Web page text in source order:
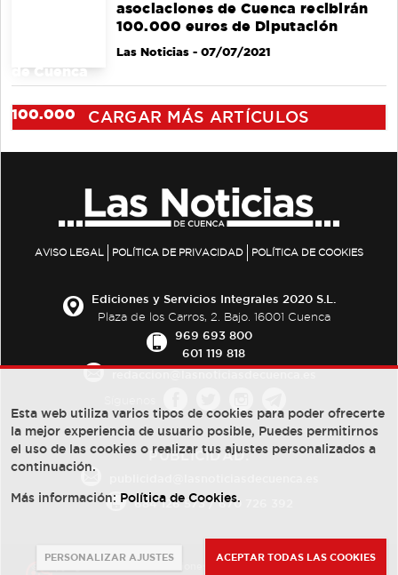
asociaciones de Cuenca recibirán
100.000 euros de Diputación
Las Noticias- 07/07/2021
CARGAR MÁS ARTÍCULOS
AVISO LEGAL POLÍTICA DE PRIVACIDAD POLÍTICA DE COOKIES
Ediciones y Servicios Integrales 2020 S.L.
Plaza de los Carros, 2. Bajo. 16001 Cuenca
969 693 800
601 119 818
PUBLICIDAD:
684 126 573/670 726 392
Esta web utiliza varios tipos de cookies para poder ofrecerte
la mejor experiencia de usuario posible, Puedes permitirnos
el uso de las cookies o realizar tus ajustes personalizados a
continuación.
Más información: Política de Cookies.
PERSONALIZAR AJUSTES ACEPTAR TODAS LAS COOKIES